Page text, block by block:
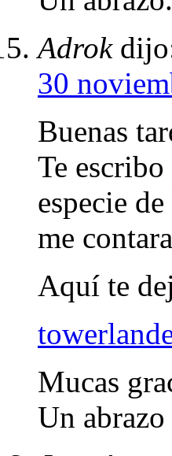
Adrok
30
Buenas
Te
especie
me
Aquí te
Mucas
Un